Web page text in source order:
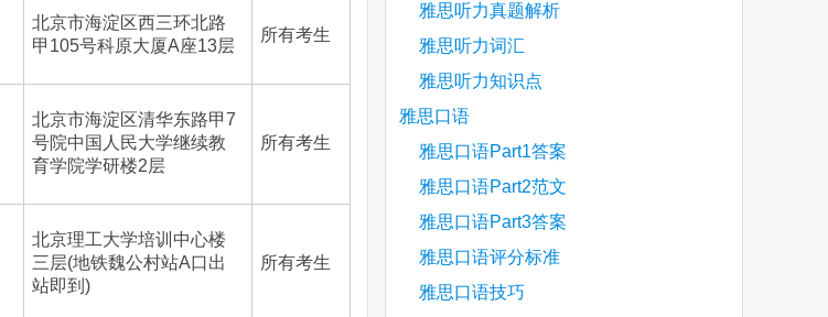
北京市海淀区西三环北路
甲105号科原大厦A座13层
所有考生
北京市海淀区清华东路甲7
号院中国人民大学继续教
育学院学研楼2层
所有考生
北京理工大学培训中心楼
三层(地铁魏公村站A口出
站即到)
所有考生
雅思听力真题解析
雅思听力词汇
雅思听力知识点
雅思口语
雅思口语Part1答案
雅思口语Part2范文
雅思口语Part3答案
雅思口语评分标准
雅思口语技巧